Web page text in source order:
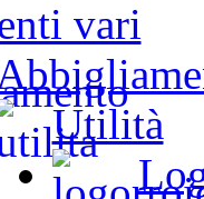
vari
Utilità